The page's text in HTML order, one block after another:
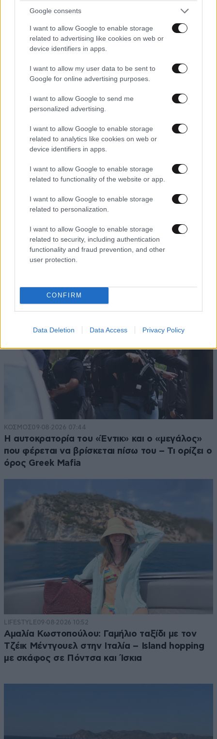
Google consents
I want to allow Google to enable storage
related to advertising like cookies on web or
device identifiers in apps.
I want to allow my user data to be sent to
Google for online advertising purposes.
I want to allow Google to send me
personalized advertising.
I want to allow Google to enable storage
related to analytics like cookies on web or
device identifiers in apps.
I want to allow Google to enable storage
related to functionality of the website or app.
I want to allow Google to enable storage
related to personalization.
I want to allow Google to enable storage
related to security, including authentication
functionality and fraud prevention, and other
user protection.
CONFIRM
Data Deletion Data Access Privacy Policy
Οι 5 ασκήσεις που πρέπει να κάνετε για μια ζωή
με δύναμη και αυτονομία – Ένα απλό αλλά
ιδανικό πρόγραμμα καθώς μεγαλώνετε
ΚΟΣΜΟΣ09·08·2026 07:44
Η αυτοκρατορία του «Έντικ» και ο «μεγάλος»
που φέρεται να βρίσκεται πίσω του – Τι ορίζει ο
όρος Greek Mafia
LIFESTYLE09·08·2026 10:52
Αμαλία Κωστοπούλου: Γαμήλιο ταξίδι με τον
Τζέικ Μέντγουελ στην Ιταλία – Island hopping
με σκάφος σε Πόντσα και Ίσκια